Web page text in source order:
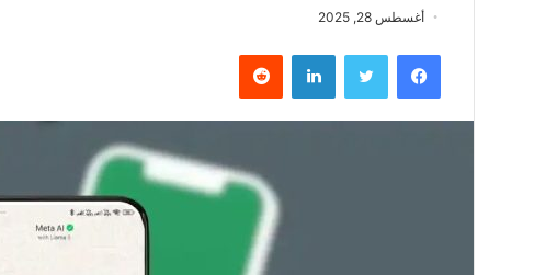
أغسطس 28, 2025
فيسبوك تويتر لينكدإن